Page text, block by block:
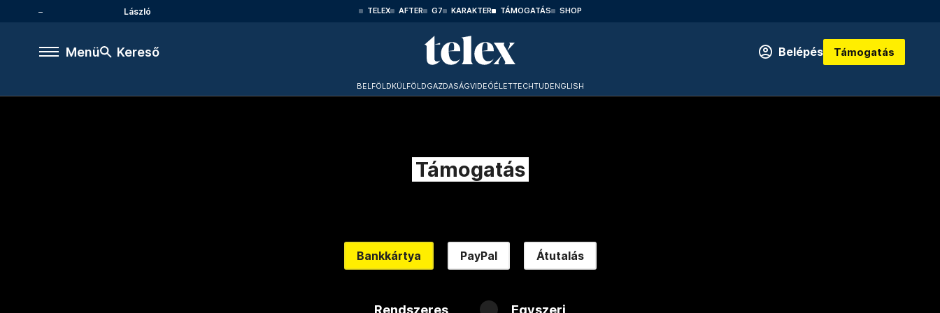
László TELEX AFTER G7 KARAKTER TÁMOGATÁS SHOP
Menü Kereső Belépés Támogatás
BELFÖLDKÜLFÖLDGAZDASÁGVIDEÓÉLETTECHTUDENGLISH
Támogatás
Bankkártya PayPal Átutalás
Rendszeres Egyszeri